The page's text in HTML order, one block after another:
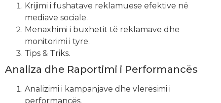
Krijimi i fushatave reklamuese efektive në
mediave sociale.
Menaxhimi i buxhetit të reklamave dhe
monitorimi i tyre.
Tips & Triks.
Analiza dhe Raportimi i Performancës
Analizimi i kampanjave dhe vlerësimi i
performancës.